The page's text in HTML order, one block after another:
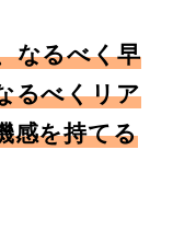
なるべく早
るべくリア
感を持てる